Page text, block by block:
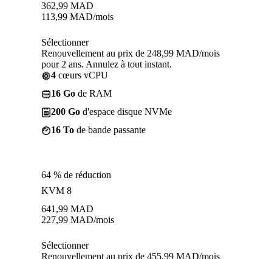
362,99 MAD
113,99 MAD/mois
Sélectionner
Renouvellement au prix de 248,99 MAD/mois
pour 2 ans. Annulez à tout instant.
4 cœurs vCPU
16 Go de RAM
200 Go d'espace disque NVMe
16 To de bande passante
64 % de réduction
KVM 8
641,99 MAD
227,99 MAD/mois
Sélectionner
Renouvellement au prix de 455,99 MAD/mois